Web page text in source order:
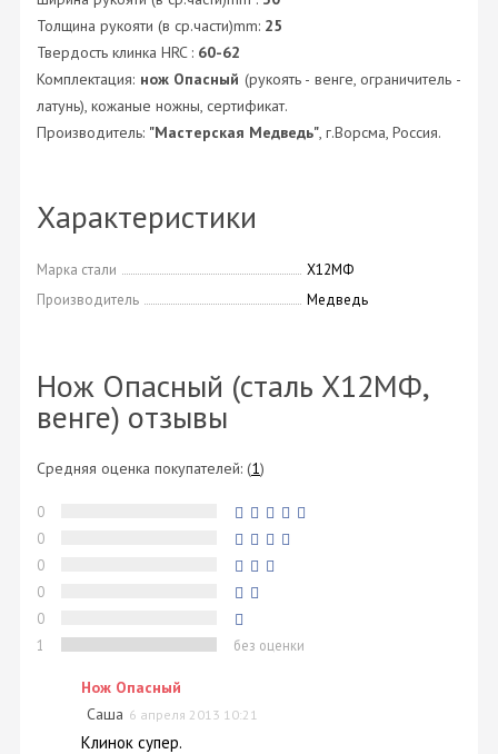
Толщина рукояти (в ср.части)mm: 25
Твердость клинка HRC : 60-62
Комплектация: нож Опасный (рукоять - венге, ограничитель -
латунь), кожаные ножны, сертификат.
Производитель: "Мастерская Медведь", г.Ворсма, Россия.
Характеристики
Марка стали
Х12МФ
Производитель
Медведь
Нож Опасный (сталь Х12МФ,
венге) отзывы
Средняя оценка покупателей: (1)
0
0
0
0
0
1
без оценки
Нож Опасный
Саша 6 апреля 2013 10:21
Клинок супер.